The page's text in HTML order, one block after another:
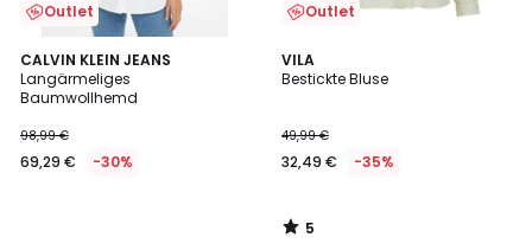
Outlet
CALVIN KLEIN JEANS
Langärmeliges
Baumwollhemd
98,99 €
69,29 € -30%
Outlet
VILA
Bestickte Bluse
49,99 €
32,49 € -35%
5
/
5
/